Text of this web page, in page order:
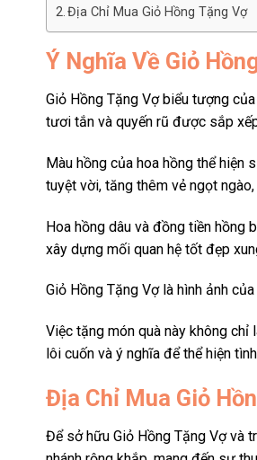
Địa Chỉ Mua Giỏ Hồng Tặng Vợ
Ý Nghĩa Về Giỏ
Giỏ Hồng Tặng Vợ biểu tượng
tươi tắn và quyến rũ được sắp
Màu hồng của hoa hồng thể hiện
tuyệt vời, tăng thêm vẻ ngọt
Hoa hồng dâu và đồng tiền hồng
xây dựng mối quan hệ tốt đẹp
Giỏ Hồng Tặng Vợ là hình ảnh
Việc tặng món quà này không
lôi cuốn và ý nghĩa để thể hiện
Địa Chỉ Mua Giỏ
Để sở hữu Giỏ Hồng Tặng Vợ và